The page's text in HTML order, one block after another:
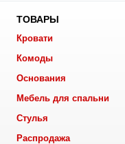
ТОВАРЫ
Кровати
Комоды
Основания
Мебель для спальни
Стулья
Распродажа